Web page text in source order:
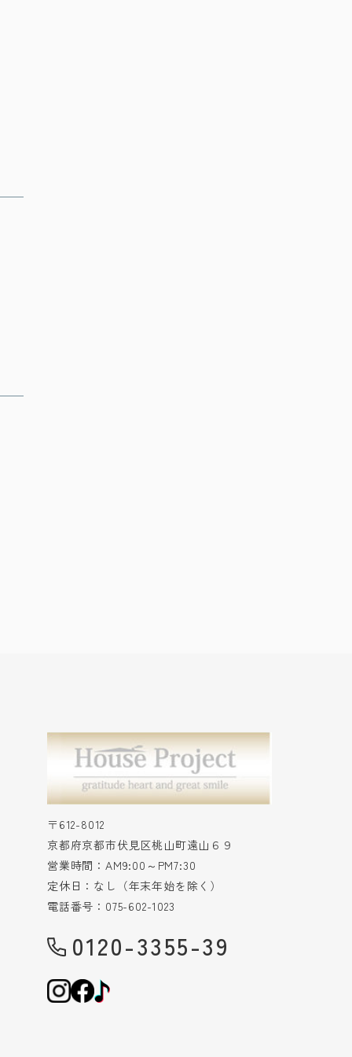
〒612-8012
京都府京都市伏見区桃山町遠山６９
営業時間：AM9:00～PM7:30
定休日：なし（年末年始を除く）
電話番号：075-602-1023
0120-3355-39